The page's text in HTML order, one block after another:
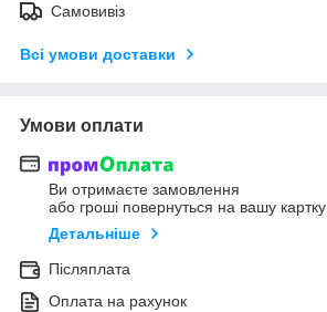
Самовивіз
Всі умови доставки
Умови оплати
Ви отримаєте замовлення
або гроші повернуться на вашу картку
Детальніше
Післяплата
Оплата на рахунок